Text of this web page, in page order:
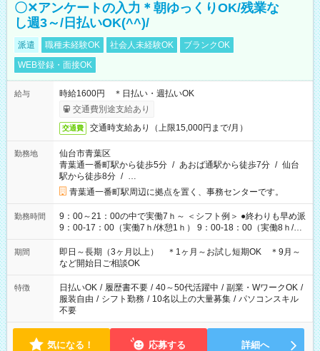
〇✕アンケートの入力＊朝ゆっくりOK/残業な
し週3～/日払いOK(^^)/
派遣 職種未経験OK 社会人未経験OK
ブランクOK
WEB登録・面接OK
給与
時給1600円 ＊日払い・週払いOK
交通費別途支給あり
交通費 交通時支給あり（上限15,000円まで/月）
勤務地
仙台市青葉区
青葉通一番町駅から徒歩5分 / あおば通駅から徒歩7分 / 仙台
駅から徒歩8分 / …
青葉通一番町駅周辺に拠点を置く、事務センターです。
勤務時間
9：00～21：00の中で実働7ｈ～ ＜シフト例＞ ●終わりも早め派
9：00-17：00（実働7ｈ/休憩1ｈ） 9：00-18：00（実働8ｈ/休
憩1ｈ） 10：00-19：00（実働8ｈ/休憩1ｈ） ●朝ゆっくり派
11：00-20：00（実働8ｈ/休憩1ｈ） 12：00-20：00（実働7ｈ/
休憩1ｈ） 12：00-21：00（実働8ｈ/休憩1ｈ） 13：00-22：
00（実働8ｈ/休憩1ｈ） ＊時間帯固定OK
期間
即日～長期（3ヶ月以上） ＊1ヶ月～お試し短期OK ＊9月～
など開始日ご相談OK
特徴 日払いOK / 履歴書不要 / 40～50代活躍中 / 副業・WワークOK /
服装自由 / シフト勤務 / 10名以上の大量募集 / パソコンスキル
不要
気になる！ 応募する 詳細へ